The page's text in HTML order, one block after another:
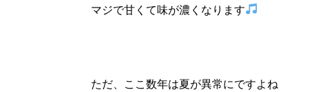
マジで甘くて味が濃くなります
ただ、ここ数年は夏が異常にですよね